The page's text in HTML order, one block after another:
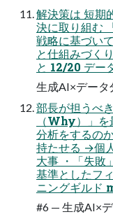
解決策は 短期
決に取り組む
戦略に基づい
と仕組みづく
と 12/20 デー
生成AI×データ
部長が担うべ
（Why）」
分析をするの
持たせる →個
大事 ・「失敗
基準としたフ
ニングギルド
#6 — 生成AI×